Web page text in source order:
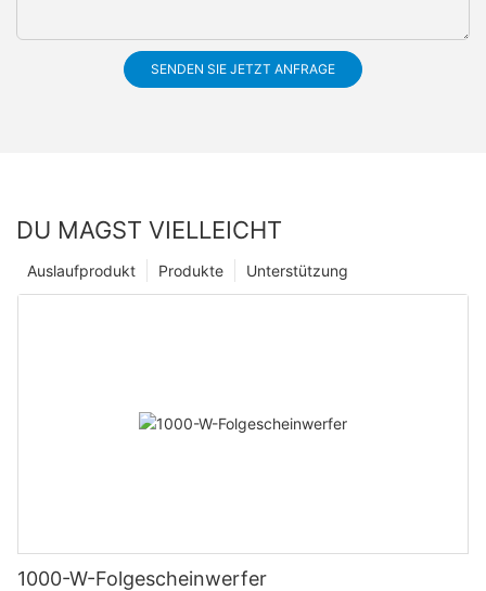
SENDEN SIE JETZT ANFRAGE
DU MAGST VIELLEICHT
Unterstützung
Produkte
Auslaufprodukt
1000-W-Folgescheinwerfer